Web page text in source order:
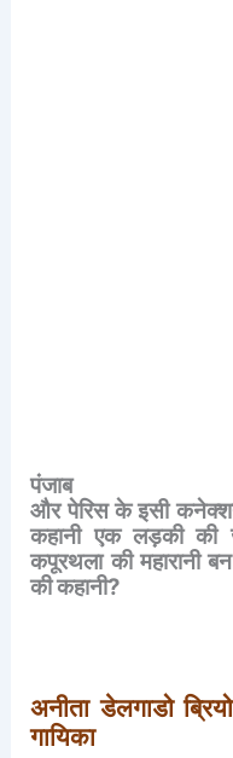
पंजाब
और पेरिस के इसी
कहानी एक लड़की की
कपूरथला की महारानी बन
कीकहानी?
अनीता डेलगाडो
गायिका